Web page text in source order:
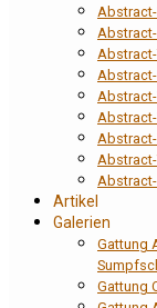
Artikel
Galerien
Gattung
Gattung